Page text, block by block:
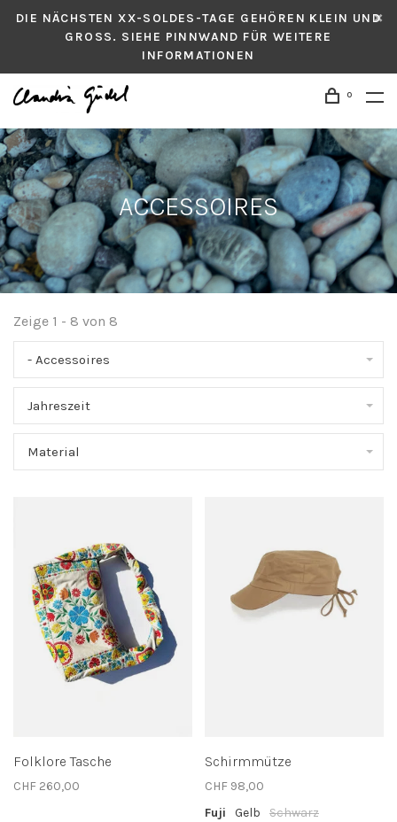
DIE NÄCHSTEN XX-SOLDES-TAGE GEHÖREN KLEIN UND
GROSS. SIEHE PINNWAND FÜR WEITERE
INFORMATIONEN
0
ACCESSOIRES
Zeige 1 - 8 von 8
- Accessoires
Jahreszeit
Material
Folklore Tasche
CHF 260,00
Schirmmütze
CHF 98,00
Fuji
Gelb
Schwarz